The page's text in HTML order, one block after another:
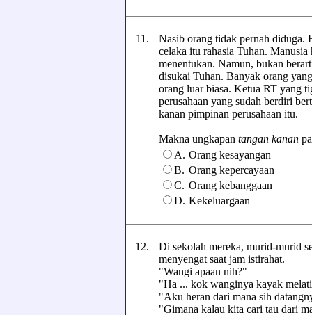
11.
Nasib orang tidak pernah diduga.
celaka itu rahasia Tuhan.
menentukan. Namun, bukan
disukai Tuhan. Banyak orang
orang luar biasa. Ketua RT yang
perusahaan yang sudah berdiri
kanan pimpinan perusahaan itu.
Makna ungkapan tangan kanan
A. Orang kesayangan
B. Orang kepercayaan
C. Orang kebanggaan
D. Kekeluargaan
12.
Di sekolah mereka, murid-murid
menyengat saat jam istirahat.
"Wangi apaan nih?"
"Ha ... kok wanginya kayak
"Aku heran dari mana sih
"Gimana kalau kita cari tau dari